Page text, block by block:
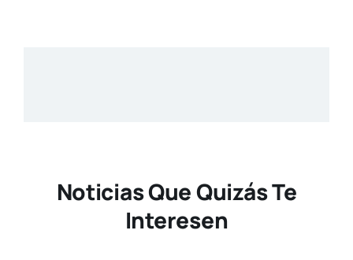
Noticias Que Quizás Te
Interesen